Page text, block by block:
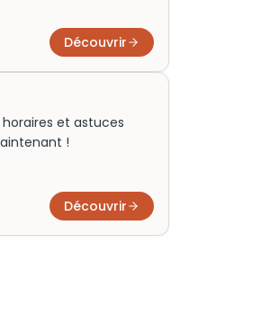
Découvrir
et astuces
!
Découvrir